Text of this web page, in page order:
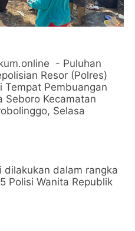
- Puluhan
Resor (Polres)
Tempat Pembuangan
Seboro Kecamatan
Selasa
dilakukan dalam rangka
Polisi Wanita Republik